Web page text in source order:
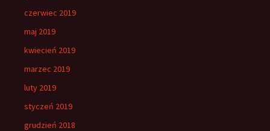
czerwiec 2019
maj 2019
kwiecień 2019
marzec 2019
luty 2019
styczeń 2019
grudzień 2018